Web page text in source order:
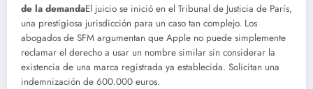
de la demandaEl juicio se inició en el Tribunal de Justicia de París,
una prestigiosa jurisdicción para un caso tan complejo. Los
abogados de SFM argumentan que Apple no puede simplemente
reclamar el derecho a usar un nombre similar sin considerar la
existencia de una marca registrada ya establecida. Solicitan una
indemnización de 600.000 euros.